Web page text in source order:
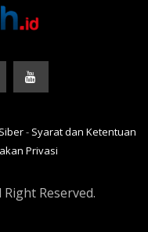
- Syarat dan Ketentuan
Privasi
Right Reserved.